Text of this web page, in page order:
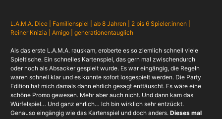
L.A.M.A. Dice | Familienspiel | ab 8 Jahren | 2 bis 6 Spieler:innen |
Reiner Knizia | Amigo | generationentauglich
Als das erste L.A.M.A. rauskam, eroberte es so ziemlich schnell viele
Spieltische. Ein schnelles Kartenspiel, das gern mal zwischendurch
oder noch als Absacker gespielt wurde. Es war eingängig, die Regeln
waren schnell klar und es konnte sofort losgespielt werden. Die Party
Edition hat mich damals dann ehrlich gesagt enttäuscht. Es wäre eine
schöne Promo gewesen. Mehr aber auch nicht. Und dann kam das
Würfelspiel… Und ganz ehrlich… Ich bin wirklich sehr entzückt.
Genauso eingängig wie das Kartenspiel und doch anders. Dieses mal